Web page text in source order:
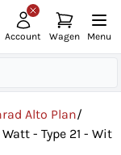
Account Wagen Menu
Alto Plan/
- Type 21 - Wit